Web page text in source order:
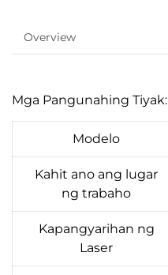
Overview
Mga Pangunahing Tiyak:
Modelo
Kahit ano ang lugar
ng trabaho
Kapangyarihan ng
Laser